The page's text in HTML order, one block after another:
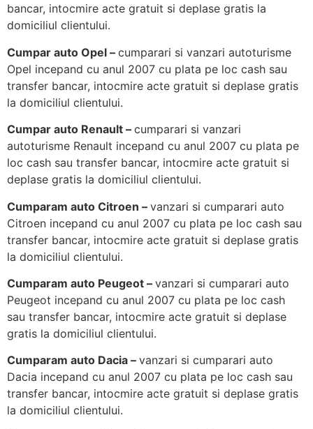
bancar, intocmire acte gratuit si deplase gratis la
domiciliul clientului.
Cumpar auto Opel – cumparari si vanzari autoturisme
Opel incepand cu anul 2007 cu plata pe loc cash sau
transfer bancar, intocmire acte gratuit si deplase gratis
la domiciliul clientului.
Cumpar auto Renault – cumparari si vanzari
autoturisme Renault incepand cu anul 2007 cu plata pe
loc cash sau transfer bancar, intocmire acte gratuit si
deplase gratis la domiciliul clientului.
Cumparam auto Citroen – vanzari si cumparari auto
Citroen incepand cu anul 2007 cu plata pe loc cash sau
transfer bancar, intocmire acte gratuit si deplase gratis
la domiciliul clientului.
Cumparam auto Peugeot – vanzari si cumparari auto
Peugeot incepand cu anul 2007 cu plata pe loc cash
sau transfer bancar, intocmire acte gratuit si deplase
gratis la domiciliul clientului.
Cumparam auto Dacia – vanzari si cumparari auto
Dacia incepand cu anul 2007 cu plata pe loc cash sau
transfer bancar, intocmire acte gratuit si deplase gratis
la domiciliul clientului.